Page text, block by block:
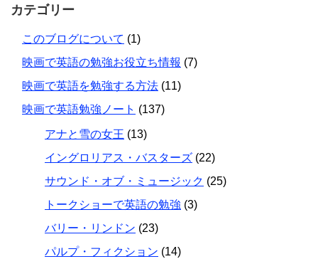
カテゴリー
このブログについて (1)
映画で英語の勉強お役立ち情報 (7)
映画で英語を勉強する方法 (11)
映画で英語勉強ノート (137)
アナと雪の女王 (13)
イングロリアス・バスターズ (22)
サウンド・オブ・ミュージック (25)
トークショーで英語の勉強 (3)
バリー・リンドン (23)
パルプ・フィクション (14)